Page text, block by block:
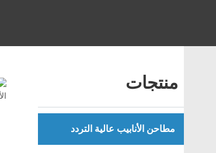
منتجات
مطاحن الأنابيب عالية التردد